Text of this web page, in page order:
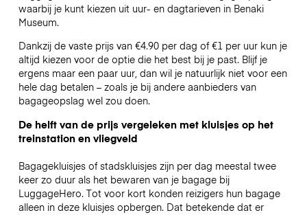
waarbij je kunt kiezen uit uur- en dagtarieven in Benaki
Museum.
Dankzij de vaste prijs van €4.90 per dag of €1 per uur kun je
altijd kiezen voor de optie die het best bij je past. Blijf je
ergens maar een paar uur, dan wil je natuurlijk niet voor een
hele dag betalen – zoals je bij andere aanbieders van
bagageopslag wel zou doen.
De helft van de prijs vergeleken met kluisjes op het
treinstation en vliegveld
Bagagekluisjes of stadskluisjes zijn per dag meestal twee
keer zo duur als het bewaren van je bagage bij
LuggageHero. Tot voor kort konden reizigers hun bagage
alleen in deze kluisjes opbergen. Dat betekende dat er